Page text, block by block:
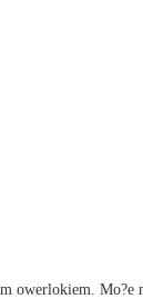
owerlokiem. Mo?e